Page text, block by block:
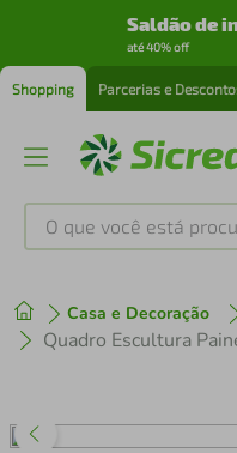
Saldão de
até 40% off
Shopping Parcerias e
O que você está
Casa e Decoração
1º tenis